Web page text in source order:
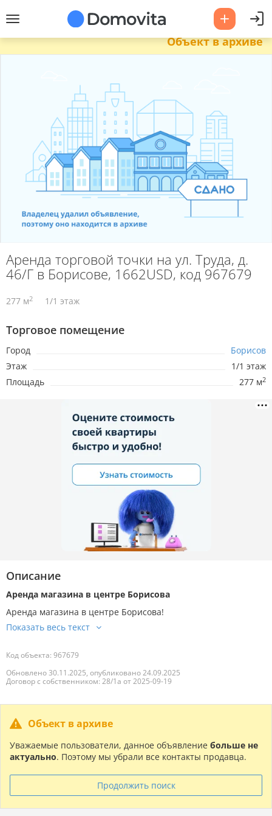
Объект в архиве
Аренда торговой точки на ул. Труда, д.
46/Г в Борисове, 1662USD, код 967679
277 м2 1/1 этаж
Торговое помещение
Город
Борисов
Этаж
1/1 этаж
Площадь
277 м2
Описание
Аренда магазина в центре Борисова
Аренда магазина в центре Борисова!
Код объекта: 967679
Обновлено 30.11.2025, опубликовано 24.09.2025
Договор с собственником: 28/1а от 2025-09-19
Объект в архиве
Уважаемые пользователи, данное объявление больше не
актуально. Поэтому мы убрали все контакты продавца.
Продолжить поиск